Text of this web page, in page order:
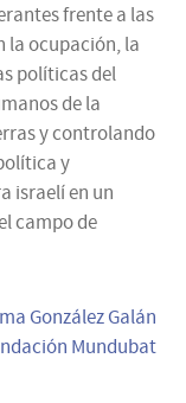
frente a las
la ocupación, la
políticas del
de la
y controlando
y
israelí en un
campo de
González Galán
Mundubat